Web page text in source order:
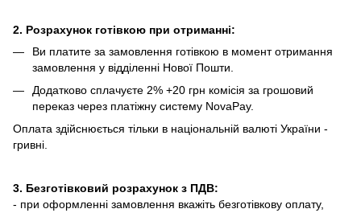
2. Розрахунок готівкою при отриманні:
Ви платите за замовлення готівкою в момент отримання
замовлення у відділенні Нової Пошти.
Додатково сплачуєте 2% +20 грн комісія за грошовий
переказ через платіжну систему NovaPay.
Оплата здійснюється тільки в національній валюті України -
гривні.
3. Безготівковий розрахунок з ПДВ:
- при оформленні замовлення вкажіть безготівкову оплату,